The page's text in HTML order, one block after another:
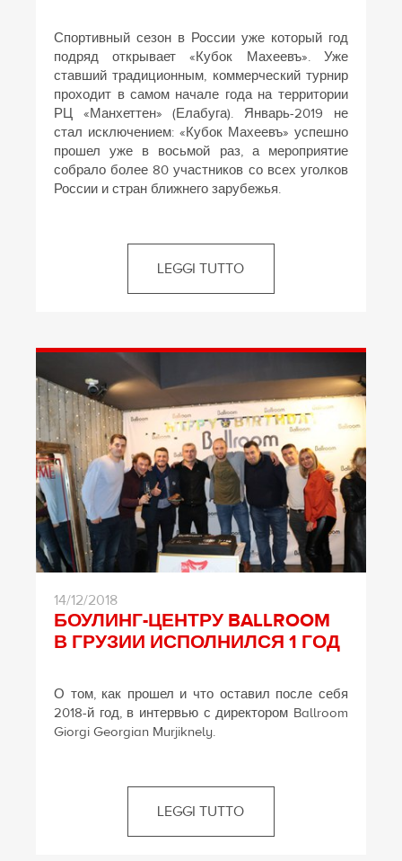
Спортивный сезон в России уже который год
подряд открывает «Кубок Махеевъ». Уже
ставший традиционным, коммерческий турнир
проходит в самом начале года на территории
РЦ «Манхеттен» (Елабуга). Январь-2019 не
стал исключением: «Кубок Махеевъ» успешно
прошел уже в восьмой раз, а мероприятие
собрало более 80 участников со всех уголков
России и стран ближнего зарубежья.
LEGGI TUTTO
14/12/2018
БОУЛИНГ-ЦЕНТРУ BALLROOM
В ГРУЗИИ ИСПОЛНИЛСЯ 1 ГОД
О том, как прошел и что оставил после себя
2018-й год, в интервью с директором Ballroom
Giorgi Georgian Murjiknely.
LEGGI TUTTO